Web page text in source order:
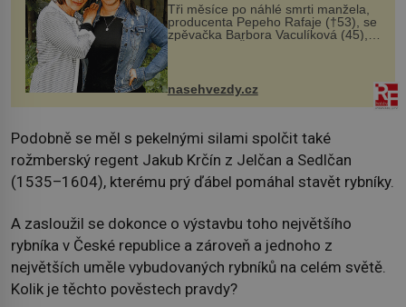
Tři měsíce po náhlé smrti manžela,
producenta Pepeho Rafaje (†53), se
zpěvačka Barbora Vaculíková (45),
dcera Petry Černocké (75), poprvé
ozvala veřejnosti. Na sociální síti
sdílela, že se snaží fung...
nasehvezdy.cz
Podobně se měl s pekelnými silami spolčit také
rožmberský regent Jakub Krčín z Jelčan a Sedlčan
(1535–1604), kterému prý ďábel pomáhal stavět rybníky.
A zasloužil se dokonce o výstavbu toho největšího
rybníka v České republice a zároveň a jednoho z
největších uměle vybudovaných rybníků na celém světě.
Kolik je těchto pověstech pravdy?